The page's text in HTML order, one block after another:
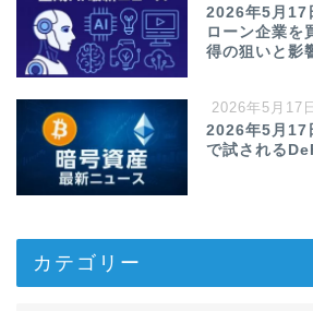
2026年5月17
ローン企業
得の狙いと影
2026年5月17日
2026年5月17
で試される
カテゴリー